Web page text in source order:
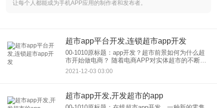
让每个人都能成为手机APP应用的制作者和发布者。
超市app平台开发,连锁超市app开发
00-1010原标题：app开发？超市前景如何为什么超
市开始做电商？ 随着电商APP对实体超市的不断冲
击，实体超市连年亏损。据了解，正是因为年轻消
费者的大量流失，才使得超市陷入业绩下滑的困
2021-12-03 03:00
超市app开发,开发超市的app